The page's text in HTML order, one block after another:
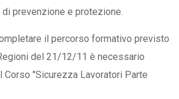
prevenzione e protezione.
il percorso formativo previsto
del 21/12/11 è necessario
Corso "Sicurezza Lavoratori Parte